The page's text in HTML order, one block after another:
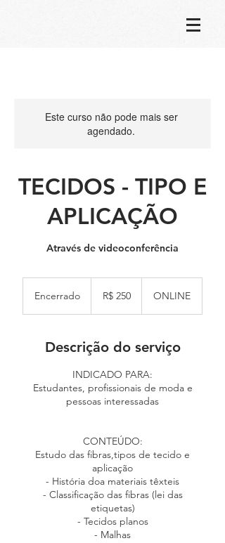
Este curso não pode mais ser
agendado.
TECIDOS - TIPO E
APLICAÇÃO
Através de videoconferência
Encerrado
r
a
d
o
brasileiros
R$ 250 ONLINE
Descrição do serviço
INDICADO PARA:
Estudantes, profissionais de moda e
pessoas interessadas
CONTEÚDO:
Estudo das fibras,tipos de tecido e
aplicação
- História doa materiais têxteis
- Classificação das fibras (lei das
etiquetas)
- Tecidos planos
- Malhas